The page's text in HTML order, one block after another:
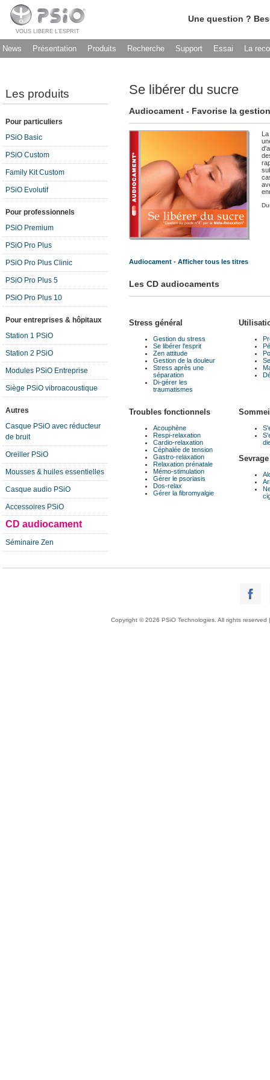
VOUS LIBERE L’ESPRIT
Une question ?
News Présentation Produits Recherche Support Essai La
Les produits
Pour particuliers
PSiO Basic
PSiO Custom
Family Kit Custom
PSiO Evolutif
Pour professionnels
PSiO Premium
PSiO Pro Plus
PSiO Pro Plus Clinic
PSiO Pro Plus 5
PSiO Pro Plus 10
Pour entreprises & hôpitaux
Station 1 PSiO
Station 2 PSiO
Modules PSiO Entreprise
Siège PSiO vibroacoustique
Autres
Casque PSiO avec réducteur
de bruit
Oreiller PSiO
Mousses & huiles essentielles
Casque audio PSiO
Accessoires PSiO
CD audiocament
Séminaire Zen
Se libérer du sucre
Audiocament - Favorise la
Audiocament - Afficher tous les titres
Les CD audiocaments
Stress général
Gestion du stress
Se libérer l'esprit
Zen attitude
Gestion de la douleur
Stress après une
séparation
Di-gérer les
traumatismes
Troubles fonctionnels
Acouphène
Respi-relaxation
Cardio-relaxation
Céphalée de tension
Gastro-relaxation
Relaxation prénatale
Mémo-stimulation
Gérer le psoriasis
Dos-relax
Gérer la fibromyalgie
Copyright © 2026 PSiO Technologies. All rights reserved